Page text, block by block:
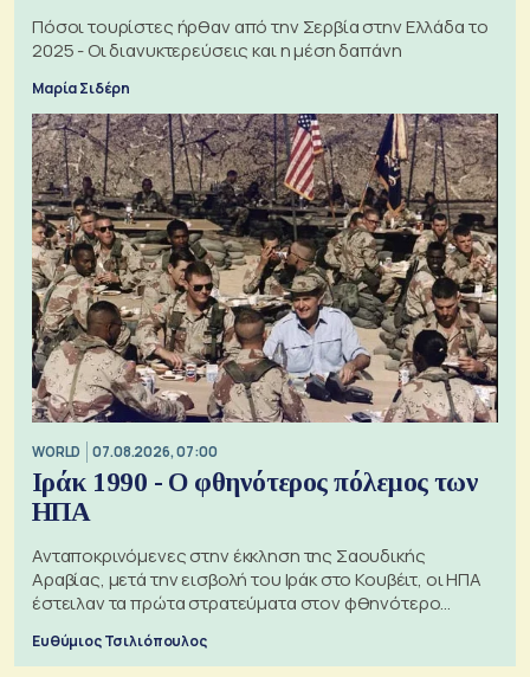
Πόσοι τουρίστες ήρθαν από την Σερβία στην Ελλάδα το
2025 - Οι διανυκτερεύσεις και η μέση δαπάνη
Μαρία Σιδέρη
WORLD 07.08.2026, 07:00
Ιράκ 1990 - Ο φθηνότερος πόλεμος των
ΗΠΑ
Ανταποκρινόμενες στην έκκληση της Σαουδικής
Αραβίας, μετά την εισβολή του Ιράκ στο Κουβέιτ, οι ΗΠΑ
έστειλαν τα πρώτα στρατεύματα στον φθηνότερο
Ευθύμιος Τσιλιόπουλος